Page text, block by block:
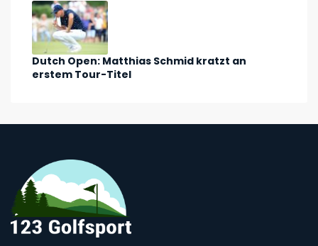
Dutch Open: Matthias Schmid kratzt an
erstem Tour-Titel